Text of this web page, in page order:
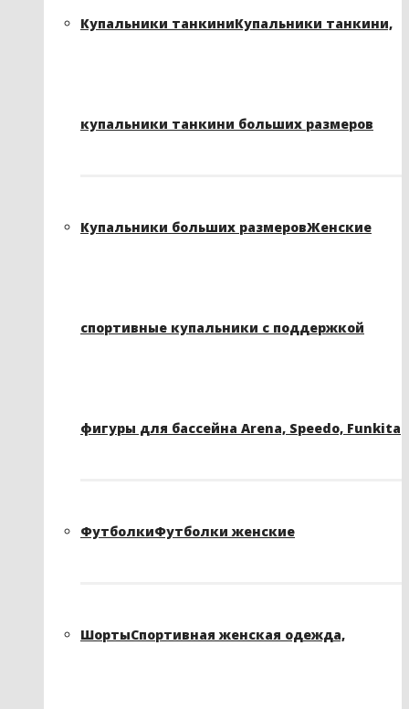
Купальники танкиниКупальники танкини,
купальники танкини больших размеров
Купальники больших размеровЖенские
спортивные купальники с поддержкой
фигуры для бассейна Arena, Speedo, Funkita
ФутболкиФутболки женские
ШортыСпортивная женская одежда,